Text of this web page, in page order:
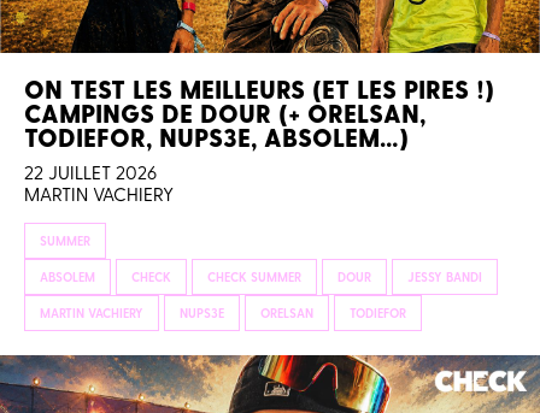
ON TEST LES MEILLEURS (ET LES PIRES !)
CAMPINGS DE DOUR (+ ORELSAN,
TODIEFOR, NUPS3E, ABSOLEM…)
22 JUILLET 2026
MARTIN VACHIERY
SUMMER
ABSOLEM CHECK CHECK SUMMER DOUR JESSY BANDI
MARTIN VACHIERY NUPS3E ORELSAN TODIEFOR